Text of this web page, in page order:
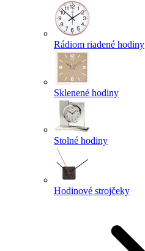
Rádiom riadené hodiny
Sklenené hodiny
Stolné hodiny
Hodinové strojčeky